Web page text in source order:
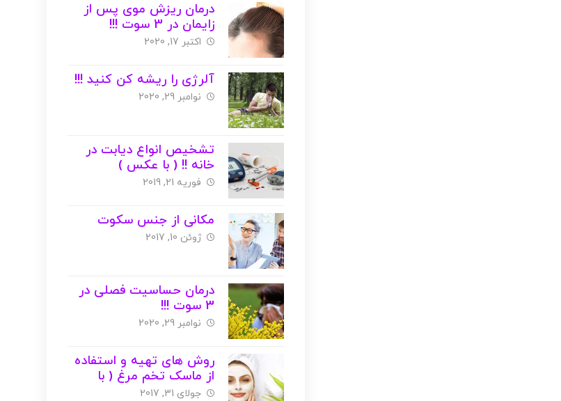
درمان ریزش موی پس از
زایمان در 3 سوت !!!
اکتبر 17, 2020
آلرژی را ریشه کن کنید !!!
نوامبر 29, 2020
تشخیص انواع دیابت در
خانه !! ( با عکس )
فوریه 21, 2019
مکانی از جنس سکوت
ژوئن 10, 2017
درمان حساسیت فصلی در
3 سوت !!!
نوامبر 29, 2020
روش های تهیه و استفاده
از ماسک تخم مرغ ( با
عکس )
جولای 31, 2017